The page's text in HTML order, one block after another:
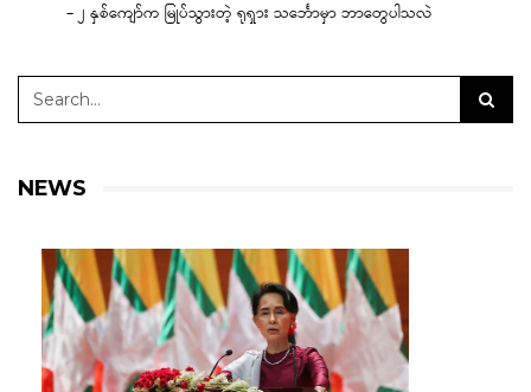
– ၂ နှစ်ကျော်က မြုပ်သွားတဲ့ ရုရှား သင်္ဘောမှာ ဘာတွေပါသလဲ
NEWS